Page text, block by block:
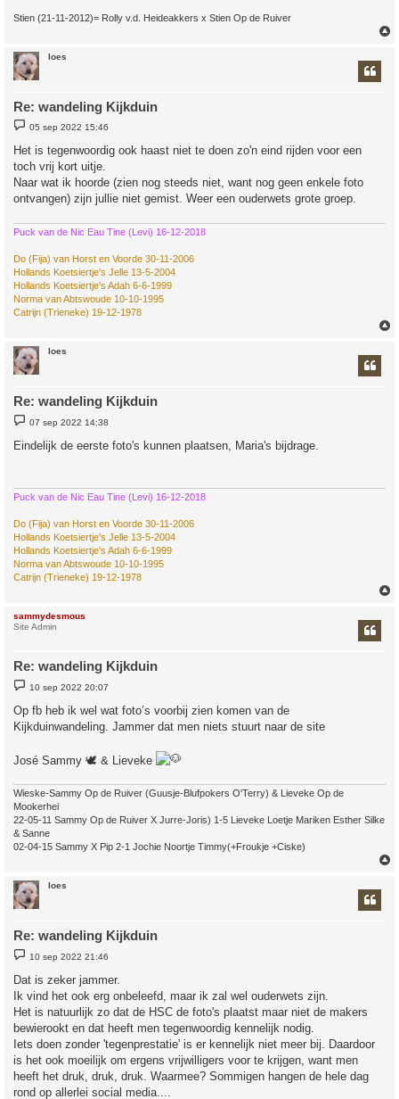
Stien (21-11-2012)= Rolly v.d. Heideakkers x Stien Op de Ruiver
loes
Re: wandeling Kijkduin
B
e
r
i
c
t
05 sep 2022 15:46
Het is tegenwoordig ook haast niet te doen zo'n eind rijden voor een
toch vrij kort uitje.
Naar wat ik hoorde (zien nog steeds niet, want nog geen enkele foto
ontvangen) zijn jullie niet gemist. Weer een ouderwets grote groep.
Puck van de Nic Eau Tine (Levi) 16-12-2018
Do (Fija) van Horst en Voorde 30-11-2006
Hollands Koetsiertje's Jelle 13-5-2004
Hollands Koetsiertje's Adah 6-6-1999
Norma van Abtswoude 10-10-1995
Catrijn (Trieneke) 19-12-1978
loes
Re: wandeling Kijkduin
B
e
07 sep 2022 14:38
Eindelijk de eerste foto's kunnen plaatsen, Maria's bijdrage.
Puck van de Nic Eau Tine (Levi) 16-12-2018
Do (Fija) van Horst en Voorde 30-11-2006
Hollands Koetsiertje's Jelle 13-5-2004
Hollands Koetsiertje's Adah 6-6-1999
Norma van Abtswoude 10-10-1995
Catrijn (Trieneke) 19-12-1978
sammydesmous
Site Admin
Re: wandeling Kijkduin
B
e
i
c
10 sep 2022 20:07
Op fb heb ik wel wat foto’s voorbij zien komen van de
Kijkduinwandeling. Jammer dat men niets stuurt naar de site
José Sammy 🕊 & Lieveke
Wieske-Sammy Op de Ruiver (Guusje-Blufpokers O'Terry) & Lieveke Op de
Mookerhei
22-05-11 Sammy Op de Ruiver X Jurre-Joris) 1-5 Lieveke Loetje Mariken Esther Silke
& Sanne
02-04-15 Sammy X Pip 2-1 Jochie Noortje Timmy(+Froukje +Ciske)
loes
Re: wandeling Kijkduin
B
e
i
c
t
10 sep 2022 21:46
Dat is zeker jammer.
Ik vind het ook erg onbeleefd, maar ik zal wel ouderwets zijn.
Het is natuurlijk zo dat de HSC de foto's plaatst maar niet de makers
bewierookt en dat heeft men tegenwoordig kennelijk nodig.
Iets doen zonder 'tegenprestatie' is er kennelijk niet meer bij. Daardoor
is het ook moeilijk om ergens vrijwilligers voor te krijgen, want men
heeft het druk, druk, druk. Waarmee? Sommigen hangen de hele dag
rond op allerlei social media....